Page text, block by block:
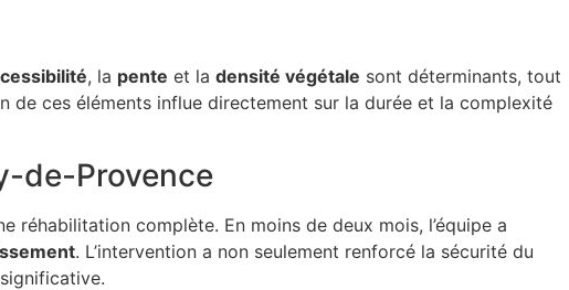
, la pente et la densité végétale sont déterminants, tout
de ces éléments influe directement sur la durée et la complexité
de-Provence
réhabilitation complète. En moins de deux mois, l’équipe a
. L’intervention a non seulement renforcé la sécurité du